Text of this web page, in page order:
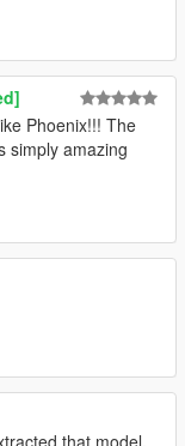
Phoenix!!! The
simply amazing
that model.